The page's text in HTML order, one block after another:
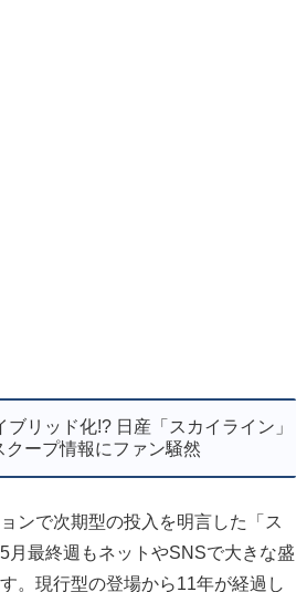
リッド化!? 日産「スカイライン」
クープ情報にファン騒然
ンで次期型の投入を明言した「ス
月最終週もネットやSNSで大きな盛
。現行型の登場から11年が経過し